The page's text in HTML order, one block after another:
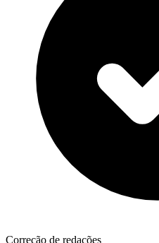
Correção de redações